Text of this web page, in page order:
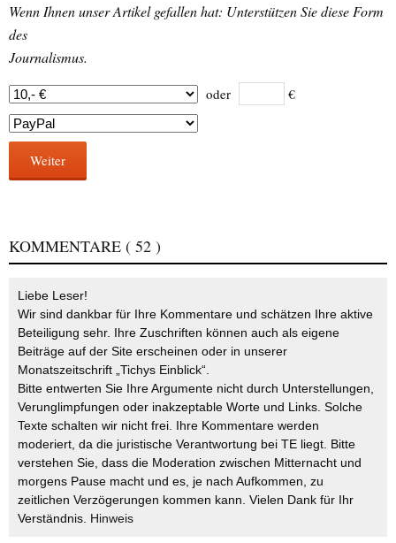
Wenn Ihnen unser Artikel gefallen hat: Unterstützen Sie diese Form
des
Journalismus.
oder €
Weiter
KOMMENTARE ( 52 )
Liebe Leser!
Wir sind dankbar für Ihre Kommentare und schätzen Ihre aktive
Beteiligung sehr. Ihre Zuschriften können auch als eigene
Beiträge auf der Site erscheinen oder in unserer
Monatszeitschrift „Tichys Einblick“.
Bitte entwerten Sie Ihre Argumente nicht durch Unterstellungen,
Verunglimpfungen oder inakzeptable Worte und Links. Solche
Texte schalten wir nicht frei. Ihre Kommentare werden
moderiert, da die juristische Verantwortung bei TE liegt. Bitte
verstehen Sie, dass die Moderation zwischen Mitternacht und
morgens Pause macht und es, je nach Aufkommen, zu
zeitlichen Verzögerungen kommen kann. Vielen Dank für Ihr
Verständnis. Hinweis